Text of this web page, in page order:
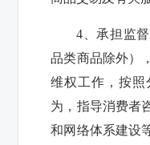
4 、承担监
品类商品除外）
维权工作，按
为，指导消费者
和网络体系建设